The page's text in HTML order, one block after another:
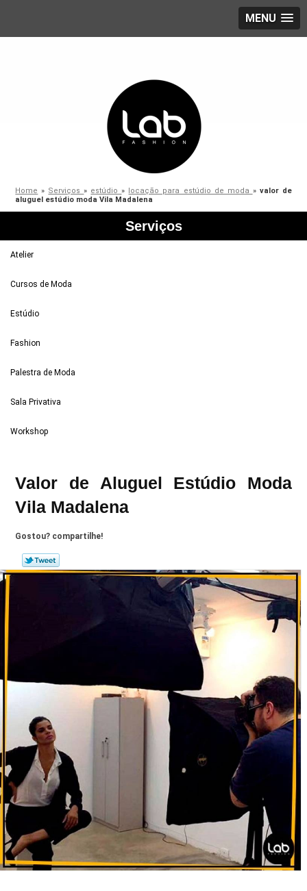
MENU
Home » Serviços» estúdio» locação para estúdio de moda » valor de
aluguel estúdio moda Vila Madalena
Serviços
Atelier
Cursos de Moda
Estúdio
Fashion
Palestra de Moda
Sala Privativa
Workshop
Valor de Aluguel Estúdio Moda
Vila Madalena
Gostou? compartilhe!